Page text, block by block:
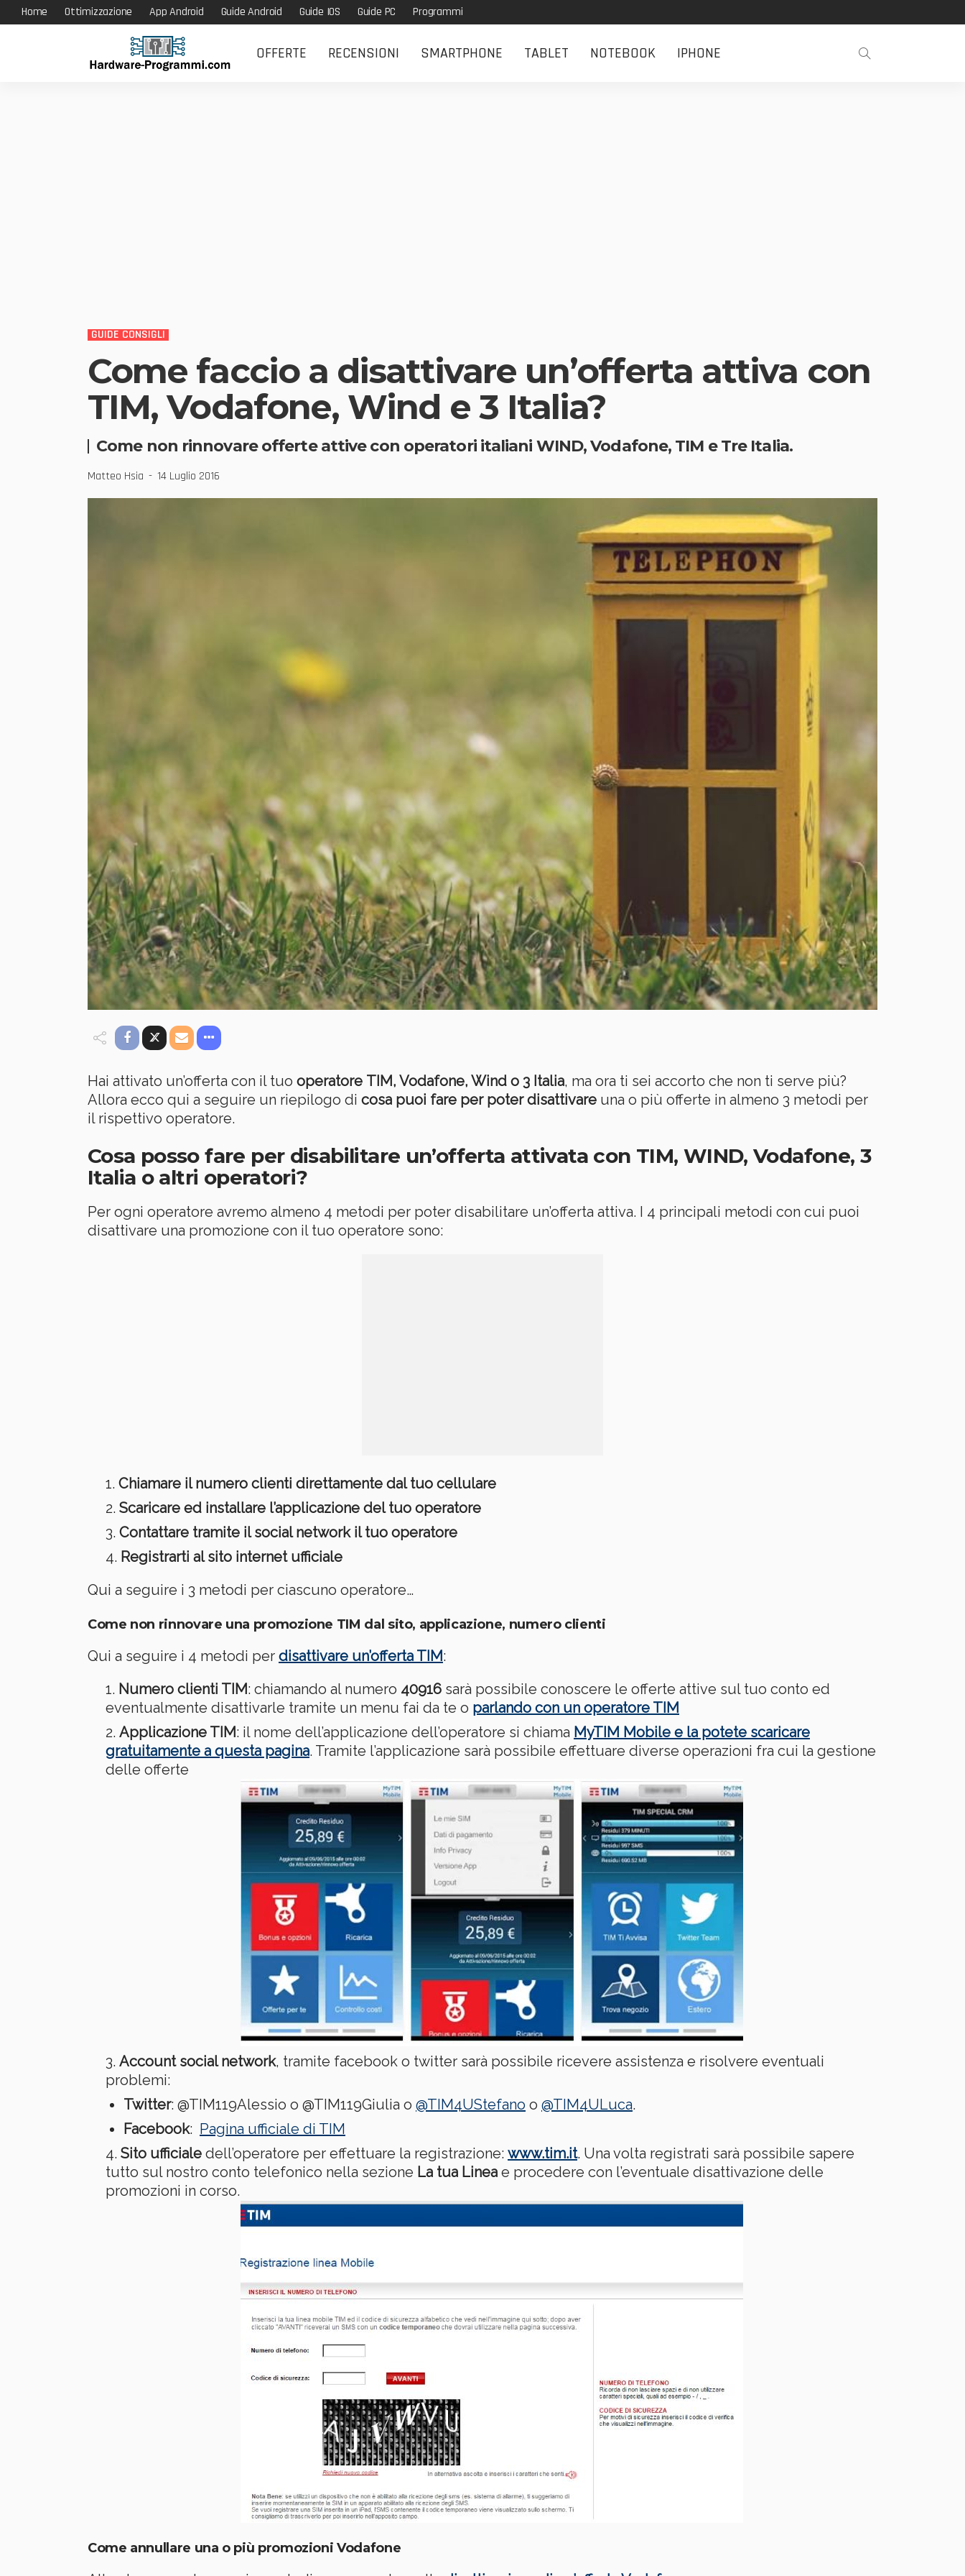
Home Ottimizzazione App Android Guide Android Guide IOS Guide PC Programmi
OFFERTE RECENSIONI SMARTPHONE TABLET NOTEBOOK IPHONE
GUIDE CONSIGLI
Come faccio a disattivare un’offerta attiva con
TIM, Vodafone, Wind e 3 Italia?
Come non rinnovare offerte attive con operatori italiani WIND, Vodafone, TIM e Tre Italia.
Matteo Hsia 14 Luglio 2016
Hai attivato un’offerta con il tuo operatore TIM, Vodafone, Wind o 3 Italia, ma ora ti sei accorto che non ti serve più?
Allora ecco qui a seguire un riepilogo di cosa puoi fare per poter disattivare una o più offerte in almeno 3 metodi per
il rispettivo operatore.
Cosa posso fare per disabilitare un’offerta attivata con TIM, WIND, Vodafone, 3
Italia o altri operatori?
Per ogni operatore avremo almeno 4 metodi per poter disabilitare un’offerta attiva. I 4 principali metodi con cui puoi
disattivare una promozione con il tuo operatore sono:
Chiamare il numero clienti direttamente dal tuo cellulare
Scaricare ed installare l’applicazione del tuo operatore
Contattare tramite il social network il tuo operatore
Registrarti al sito internet ufficiale
Qui a seguire i 3 metodi per ciascuno operatore…
Come non rinnovare una promozione TIM dal sito, applicazione, numero clienti
Qui a seguire i 4 metodi per disattivare un’offerta TIM:
Numero clienti TIM: chiamando al numero 40916 sarà possibile conoscere le offerte attive sul tuo conto ed
eventualmente disattivarle tramite un menu fai da te o parlando con un operatore TIM
Applicazione TIM: il nome dell’applicazione dell’operatore si chiama MyTIM Mobile e la potete scaricare
gratuitamente a questa pagina. Tramite l’applicazione sarà possibile effettuare diverse operazioni fra cui la gestione
delle offerte
Account social network, tramite facebook o twitter sarà possibile ricevere assistenza e risolvere eventuali
problemi:
Twitter: @TIM119Alessio o @TIM119Giulia o @TIM4UStefano o @TIM4ULuca.
Facebook: Pagina ufficiale di TIM
Sito ufficiale dell’operatore per effettuare la registrazione: www.tim.it. Una volta registrati sarà possibile sapere
tutto sul nostro conto telefonico nella sezione La tua Linea e procedere con l’eventuale disattivazione delle
promozioni in corso.
Come annullare una o più promozioni Vodafone